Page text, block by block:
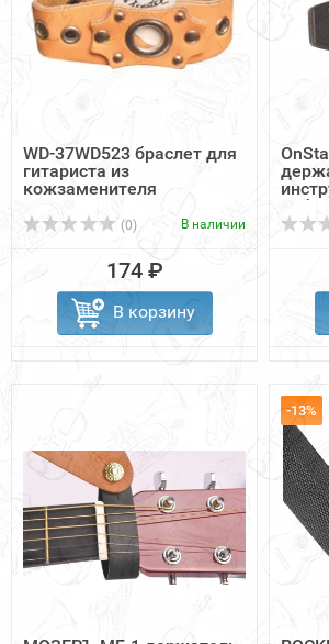
WD-37WD523 браслет для
гитариста из
кожзаменителя
(0) В наличии
174 ₽
В корзину
-13%